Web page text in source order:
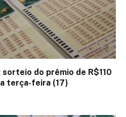
sorteio do prêmio de R$110
terça-feira (17)